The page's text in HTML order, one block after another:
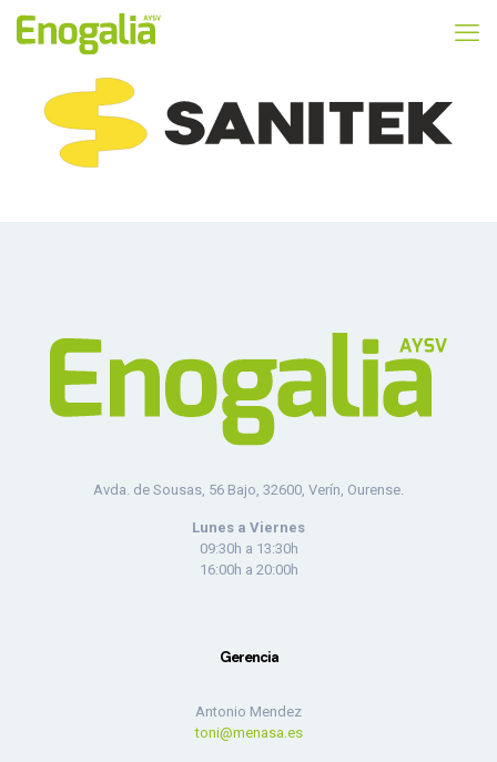
Avda. de Sousas, 56 Bajo, 32600, Verín, Ourense.
Lunes a Viernes
09:30h a 13:30h
16:00h a 20:00h
Gerencia
Antonio Mendez
toni@menasa.es